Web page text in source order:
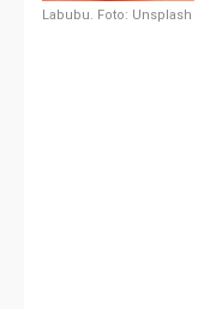
Labubu. Foto: Unsplash